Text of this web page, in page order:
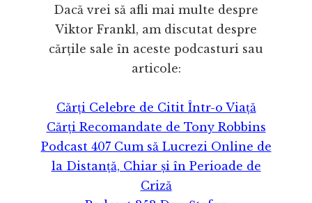
Dacă vrei să afli mai multe despre
Viktor Frankl, am discutat despre
cărțile sale în aceste podcasturi sau
articole:
Cărți Celebre de Citit Într-o Viață
Cărți Recomandate de Tony Robbins
Podcast 407 Cum să Lucrezi Online de
la Distanță, Chiar și în Perioade de
Criză